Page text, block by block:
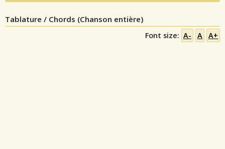
Tablature / Chords (Chanson entière)
Font size: A- A A+